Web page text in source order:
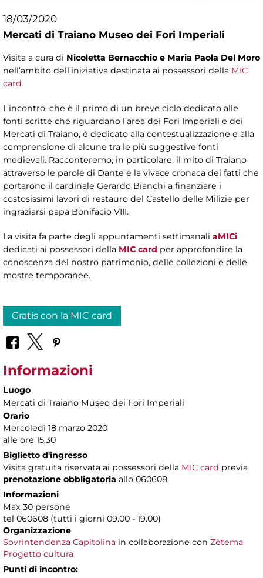
18/03/2020
Mercati di Traiano Museo dei Fori Imperiali
Visita a cura di Nicoletta Bernacchio e Maria Paola Del Moro
nell’ambito dell’iniziativa destinata ai possessori della MIC
card
L’incontro, che è il primo di un breve ciclo dedicato alle
fonti scritte che riguardano l’area dei Fori Imperiali e dei
Mercati di Traiano, è dedicato alla contestualizzazione e alla
comprensione di alcune tra le più suggestive fonti
medievali. Racconteremo, in particolare, il mito di Traiano
attraverso le parole di Dante e la vivace cronaca dei fatti che
portarono il cardinale Gerardo Bianchi a finanziare i
costosissimi lavori di restauro del Castello delle Milizie per
ingraziarsi papa Bonifacio VIII.
La visita fa parte degli appuntamenti settimanali aMICi
dedicati ai possessori della MIC card per approfondire la
conoscenza del nostro patrimonio, delle collezioni e delle
mostre temporanee.
Gratis con la MIC card
Informazioni
Luogo
Mercati di Traiano Museo dei Fori Imperiali
Orario
Mercoledì 18 marzo 2020
alle ore 15.30
Biglietto d'ingresso
Visita gratuita riservata ai possessori della MIC card previa
prenotazione obbligatoria allo 060608
Informazioni
Max 30 persone
tel 060608 (tutti i giorni 09.00 - 19.00)
Organizzazione
Sovrintendenza Capitolina in collaborazione con Zètema
Progetto cultura
Punti di incontro: